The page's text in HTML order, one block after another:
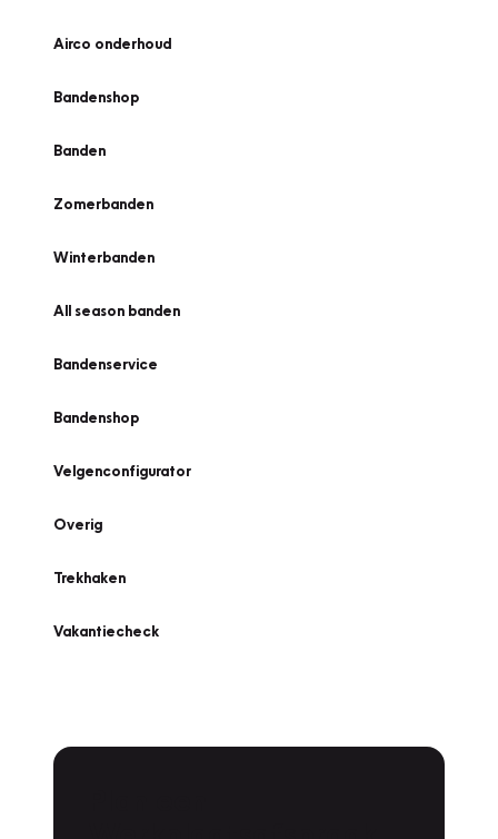
Airco onderhoud
Bandenshop
Banden
Zomerbanden
Winterbanden
All season banden
Bandenservice
Bandenshop
Velgenconfigurator
Overig
Trekhaken
Vakantiecheck